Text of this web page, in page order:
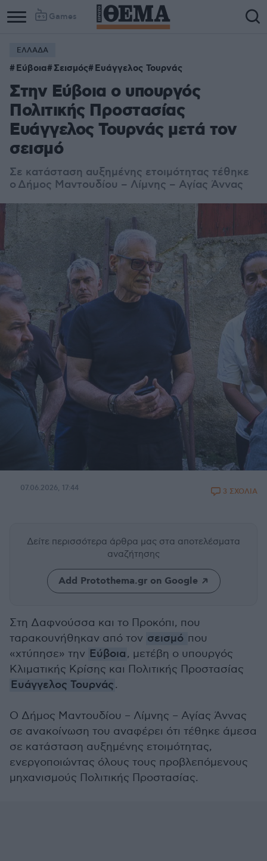
Games
ΕΛΛΑΔΑ
Εύβοια Σεισμός Ευάγγελος Τουρνάς
Στην Εύβοια ο υπουργός
Πολιτικής Προστασίας
Ευάγγελος Τουρνάς μετά τον
σεισμό
Σε κατάσταση αυξημένης ετοιμότητας τέθηκε
ο Δήμος Μαντουδίου – Λίμνης – Αγίας Άννας
07.06.2026, 17:44 3 ΣΧΟΛΙΑ
Δείτε περισσότερα άρθρα μας στα αποτελέσματα
αναζήτησης
Add Protothema.gr on Google
Στη Δαφνούσσα και το Προκόπι, που
ταρακουνήθηκαν από τον σεισμό που
«χτύπησε» την Εύβοια, μετέβη ο υπουργός
Κλιματικής Κρίσης και Πολιτικής Προστασίας
Ευάγγελος Τουρνάς.
Ο Δήμος Μαντουδίου – Λίμνης – Αγίας Άννας
σε ανακοίνωση του αναφέρει ότι τέθηκε άμεσα
σε κατάσταση αυξημένης ετοιμότητας,
ενεργοποιώντας όλους τους προβλεπόμενους
μηχανισμούς Πολιτικής Προστασίας.